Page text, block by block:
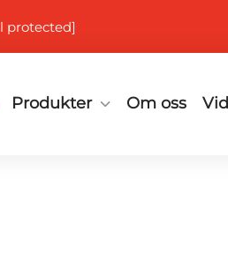
protected]
Produkter Om oss